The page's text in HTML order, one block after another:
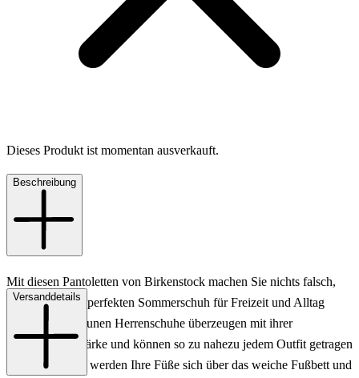
Dieses Produkt ist momentan ausverkauft.
Beschreibung
Mit diesen Pantoletten von Birkenstock machen Sie nichts falsch,
wenn Sie einen perfekten Sommerschuh für Freizeit und Alltag
suchen! Die braunen Herrenschuhe überzeugen mit ihrer
Kombinationsstärke und können so zu nahezu jedem Outfit getragen
werden. Zudem werden Ihre Füße sich über das weiche Fußbett und
Versanddetails